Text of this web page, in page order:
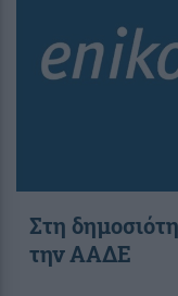
Στη
την ΑΑΔΕ